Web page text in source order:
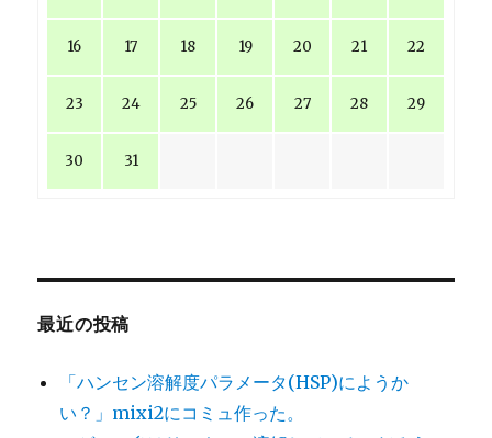
16 17 18 19 20 21 22
23 24 25 26 27 28 29
30 31
最近の投稿
「ハンセン溶解度パラメータ(HSP)にようか
い？」mixi2にコミュ作った。